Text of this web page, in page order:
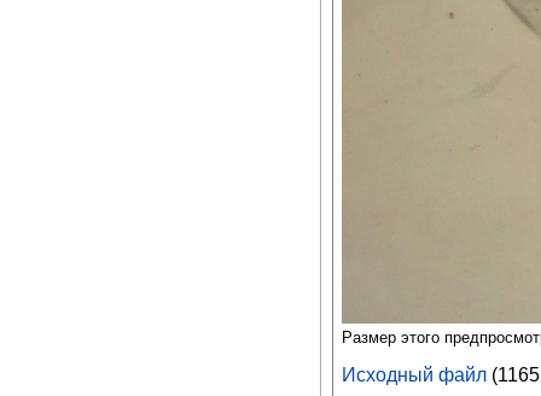
Размер этого
Исходный файл‎